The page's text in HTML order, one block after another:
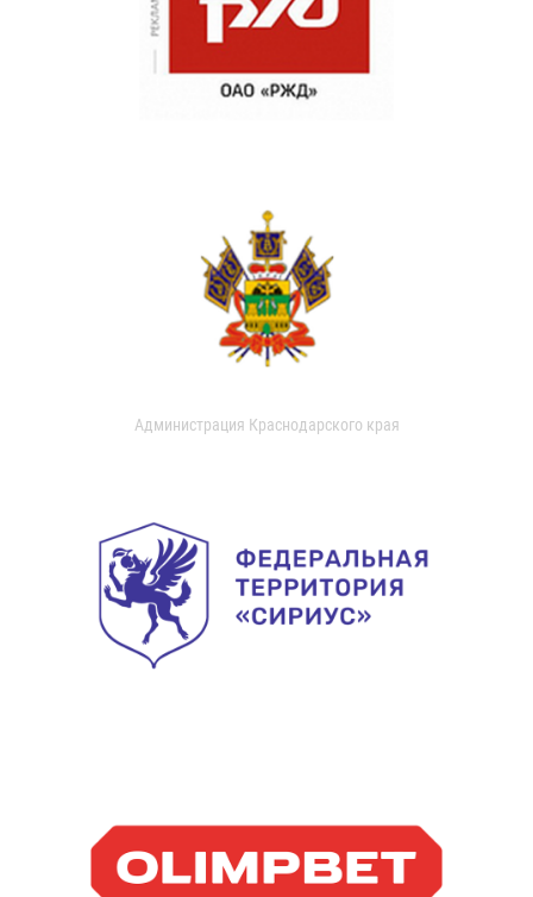
Администрация Краснодарского края